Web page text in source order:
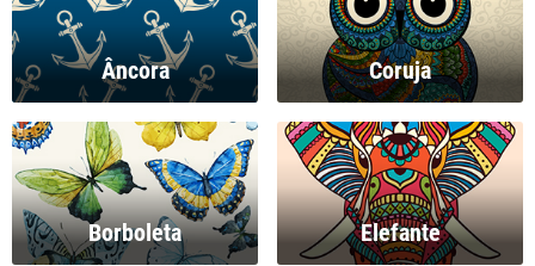
Âncora Coruja
Borboleta Elefante